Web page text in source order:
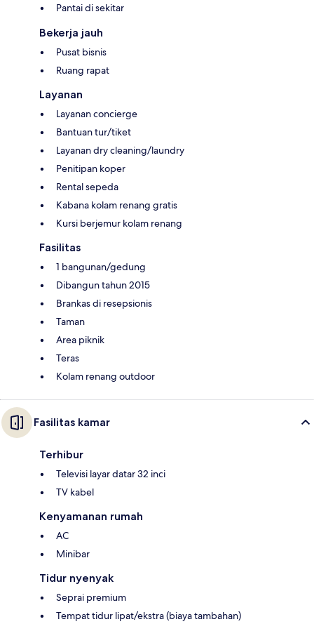
Pantai di sekitar
Bekerja jauh
Pusat bisnis
Ruang rapat
Layanan
Layanan concierge
Bantuan tur/tiket
Layanan dry cleaning/laundry
Penitipan koper
Rental sepeda
Kabana kolam renang gratis
Kursi berjemur kolam renang
Fasilitas
1 bangunan/gedung
Dibangun tahun 2015
Brankas di resepsionis
Taman
Area piknik
Teras
Kolam renang outdoor
Fasilitas kamar
Terhibur
Televisi layar datar 32 inci
TV kabel
Kenyamanan rumah
AC
Minibar
Tidur nyenyak
Seprai premium
Tempat tidur lipat/ekstra (biaya tambahan)